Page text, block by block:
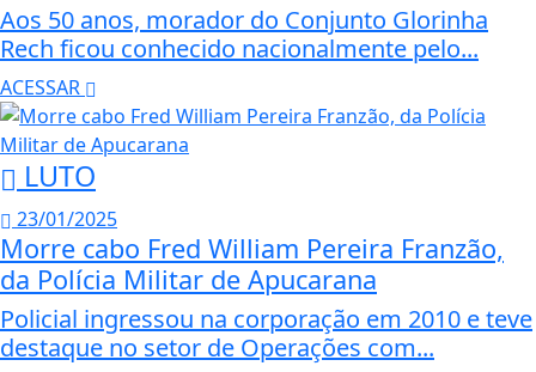
Aos 50 anos, morador do Conjunto Glorinha
Rech ficou conhecido nacionalmente pelo...
ACESSAR
LUTO
23/01/2025
Morre cabo Fred William Pereira Franzão,
da Polícia Militar de Apucarana
Policial ingressou na corporação em 2010 e teve
destaque no setor de Operações com...